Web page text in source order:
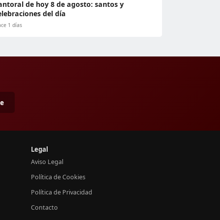
de hoy 8 de agosto: santos y
del día
1 días
Legal
Aviso Legal
Política de Cookies
Política de Privacidad
Contacto